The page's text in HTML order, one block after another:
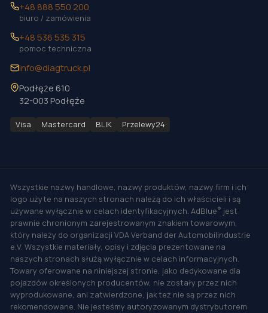
+48 888 550 200
biuro / zamówienia
+48 536 535 315
pomoc techniczna
info@diagtruck.pl
Podłęże 610
32-003 Podłęże
Visa Mastercard BLIK Przelewy24
Wszystkie nazwy handlowe, nazwy produktów, nazwy firm i ich
logo użyte na naszych stronach należą do ich właścicieli i są
używane wyłącznie w celach identyfikacyjnych. AdBlue® jest
prawnie chronionym zarejestrowanym znakiem towarowym,
który należy do organizacji VDA Verband der Automobilindustrie
e.V. Wszystkie materiały, opisy i zdjęcia prezentowane na
naszych stronach służą wyłącznie w celach informacyjnych.
Towary oferowane na niniejszej stronie, jako dedykowane dla
pojazdów określonych producentów, nie zostały przez nich
wyprodukowane, ani zatwierdzone, jak też nie są przez nich
rekomendowane. Nie jesteśmy autoryzowanym dystrybutorem